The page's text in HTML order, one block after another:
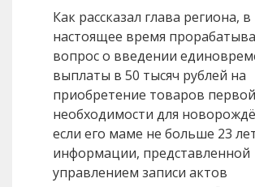
Как рассказал глава региона, в
настоящее время
вопрос о введении
выплаты в 50 тысяч рублей на
приобретение товаров первой
необходимости для
если его маме не больше 23
информации, представленной
управлением записи актов